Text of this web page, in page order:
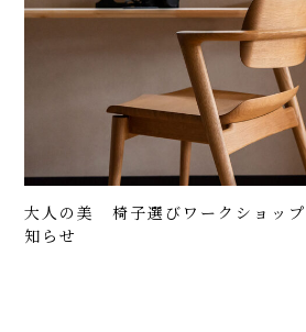
大人の美 椅子選びワークショップ
知らせ